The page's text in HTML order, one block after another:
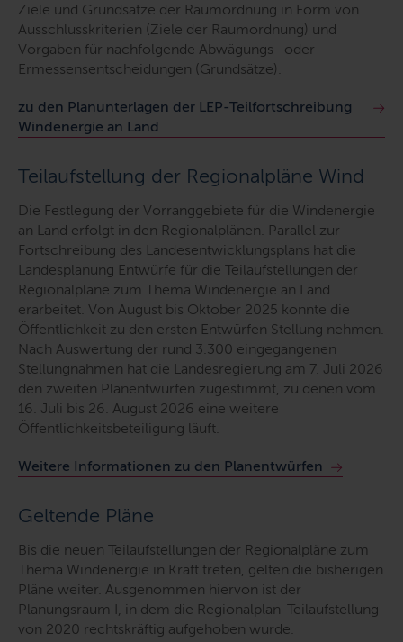
Ziele und Grundsätze der Raumordnung in Form von
Ausschlusskriterien (Ziele der Raumordnung) und
Vorgaben für nachfolgende Abwägungs- oder
Ermessensentscheidungen (Grundsätze).
zu den Planunterlagen der LEP-Teilfortschreibung
Windenergie an Land
Teilaufstellung der Regionalpläne Wind
Die Festlegung der Vorranggebiete für die Windenergie
an Land erfolgt in den Regionalplänen. Parallel zur
Fortschreibung des Landesentwicklungsplans hat die
Landesplanung Entwürfe für die Teilaufstellungen der
Regionalpläne zum Thema Windenergie an Land
erarbeitet. Von August bis Oktober 2025 konnte die
Öffentlichkeit zu den ersten Entwürfen Stellung nehmen.
Nach Auswertung der rund 3.300 eingegangenen
Stellungnahmen hat die Landesregierung am 7. Juli 2026
den zweiten Planentwürfen zugestimmt, zu denen vom
16. Juli bis 26. August 2026 eine weitere
Öffentlichkeitsbeteiligung läuft.
Weitere Informationen zu den Planentwürfen
Geltende Pläne
Bis die neuen Teilaufstellungen der Regionalpläne zum
Thema Windenergie in Kraft treten, gelten die bisherigen
Pläne weiter. Ausgenommen hiervon ist der
Planungsraum I, in dem die Regionalplan-Teilaufstellung
von 2020 rechtskräftig aufgehoben wurde.